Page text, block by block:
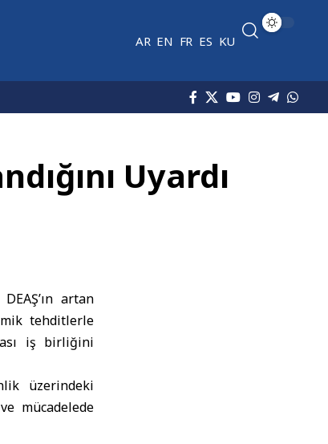
AR EN FR ES KU
Uyardı
artan
tehditlerle
iş birliğini
üzerindeki
mücadelede